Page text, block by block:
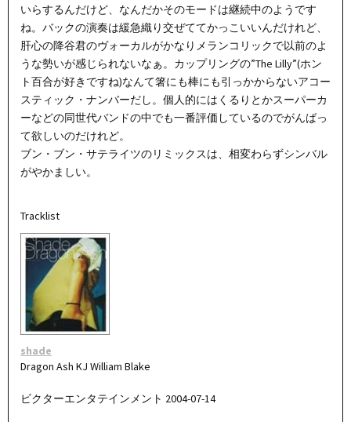
いらするんだけど、なんだかそのモードは継続中のようです
ね。バックの演奏は緩急織り交ぜててかっこいいんだけれど、
肝心の降谷君のヴォーカルがかなりメランコリックで以前のよ
うな勢いが感じられないなぁ。カップリングの”The Lilly”(ホン
ト百合が好きですね)なんて箸にも棒にも引っかからないアコー
スティック・ナンバーだし。個人的にはくるりとかスーパーカ
ーなどの同世代バンドの中でも一番評価しているのでがんばっ
て欲しいのだけれど。
ブン・ブン・サテライツのリミックスは、相変わらずシンバル
がやかましい。
Tracklist
shade
Dragon Ash KJ William Blake
ビクターエンタテインメント 2004-07-14